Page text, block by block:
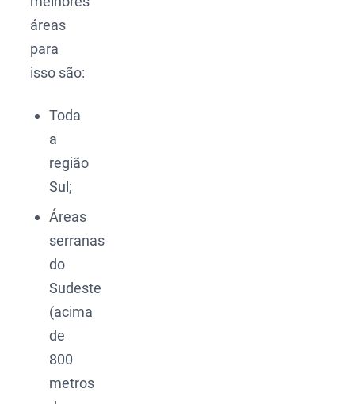
áreas
para
isso são:
Toda
a
região
Sul;
Áreas
serranas
do
Sudeste
(acima
de
800
metros